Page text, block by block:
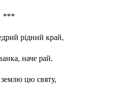
***
рідний край,
наче рай.
цю святу,